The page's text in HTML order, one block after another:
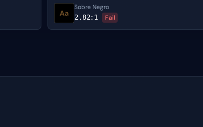
Aa
Sobre Negro
2.82:1 Fail